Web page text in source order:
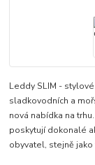
Leddy SLIM -
sladkovodních a
nová nabídka na
poskytují dokonalé
obyvatel, stejně jako